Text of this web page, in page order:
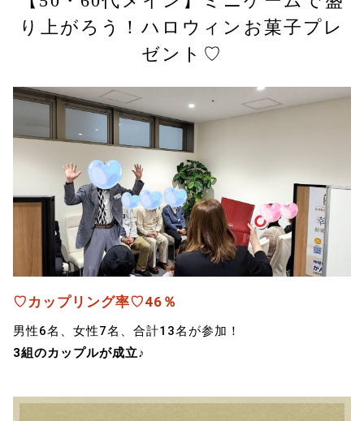
り上がろう！ハロウィンお菓子プレ
ゼント♡
♡カップリング率♡46％
男性6名、女性7名、合計13名が参加！
3組のカップルが成立♪